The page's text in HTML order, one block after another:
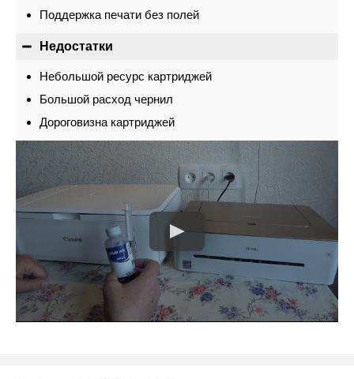
Поддержка печати без полей
Недостатки
Небольшой ресурс картриджей
Большой расход чернил
Дороговизна картриджей